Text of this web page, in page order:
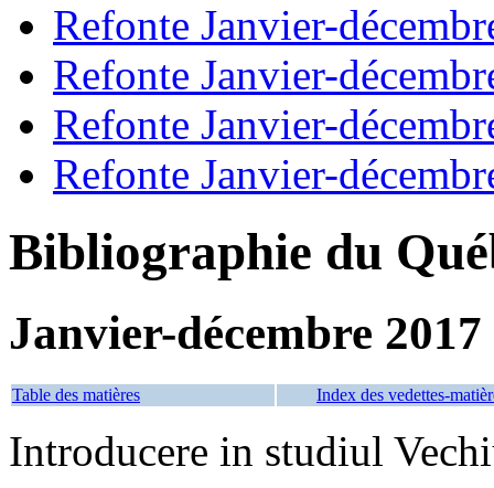
Refonte Janvier-
Refonte Janvier-
Refonte Janvier-
Refonte Janvier-
Bibliographie du
Janvier-décembre 2017
Table des matières Index des vedettes-
Introducere in studiul